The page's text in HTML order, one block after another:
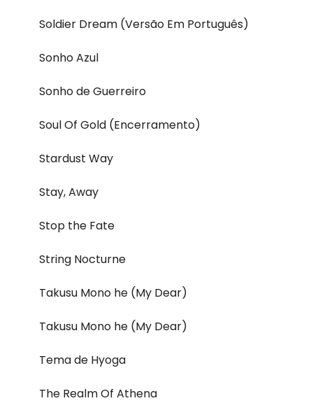
Soldier Dream (Versão Em Português)
Sonho Azul
Sonho de Guerreiro
Soul Of Gold (Encerramento)
Stardust Way
Stay, Away
Stop the Fate
String Nocturne
Takusu Mono he (My Dear)
Takusu Mono he (My Dear)
Tema de Hyoga
The Realm Of Athena